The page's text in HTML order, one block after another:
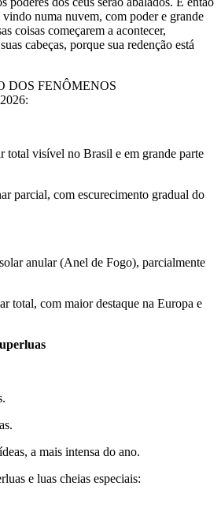
numa nuvem, com poder e grande
coisas começarem a acontecer,
cabeças, porque sua redenção está
DOS FENÔMENOS
total visível no Brasil e em grande parte
parcial, com escurecimento gradual do
anular (Anel de Fogo), parcialmente
total, com maior destaque na Europa e
a mais intensa do ano.
e luas cheias especiais: